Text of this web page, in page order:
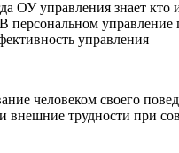
ОУ управления знает
персональном
управления
человеком своего
внешние трудности при